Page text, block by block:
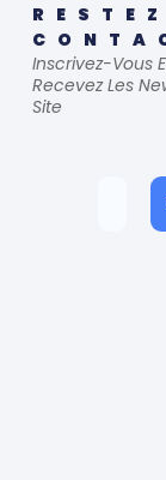
Inscrivez-Vous
Recevez Les
Site